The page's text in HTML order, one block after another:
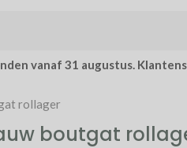
vanaf 31 augustus.
rollager
boutgat